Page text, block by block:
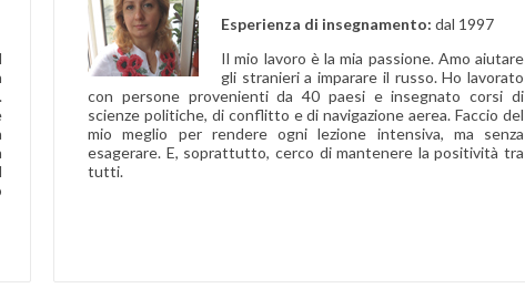
Esperienza di insegnamento: dal 1997
Il mio lavoro è la mia passione. Amo aiutare
gli stranieri a imparare il russo. Ho lavorato
con persone provenienti da 40 paesi e insegnato corsi di
scienze politiche, di conflitto e di navigazione aerea. Faccio del
mio meglio per rendere ogni lezione intensiva, ma senza
esagerare. E, soprattutto, cerco di mantenere la positività tra
tutti.